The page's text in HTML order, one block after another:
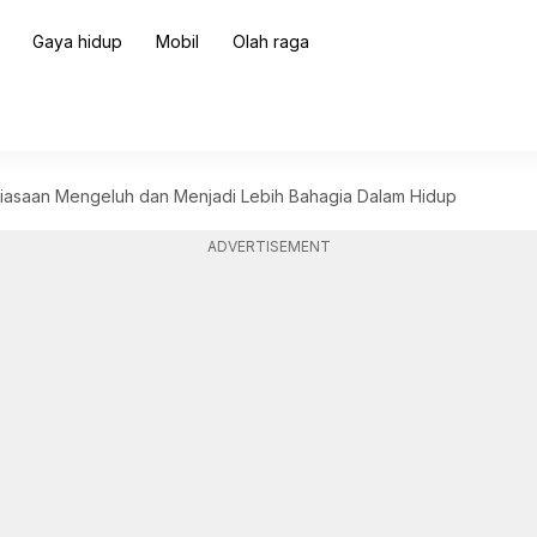
Gaya hidup Mobil Olah raga
Mengeluh dan Menjadi Lebih Bahagia Dalam Hidup
ADVERTISEMENT